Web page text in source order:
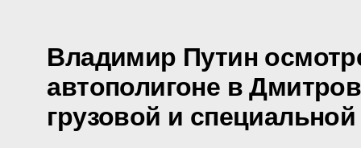
Владимир Путин
автополигоне в
грузовой и